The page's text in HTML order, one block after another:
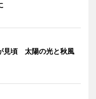
見頃 太陽の光と秋風